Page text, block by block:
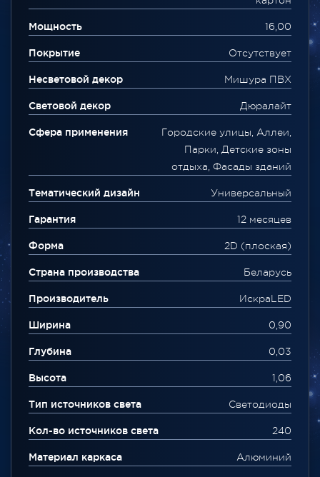
Мощность 16,00
Покрытие Отсутствует
Несветовой декор Мишура ПВХ
Световой декор Дюралайт
Сфера применения
Городские улицы, Аллеи,
Парки, Детские зоны
отдыха, Фасады зданий
Тематический дизайн Универсальный
Гарантия 12 месяцев
Форма 2D (плоская)
Страна производства Беларусь
Производитель ИскраLED
Ширина 0,90
Глубина 0,03
Высота 1,06
Тип источников света Светодиоды
Кол-во источников света 240
Материал каркаса Алюминий